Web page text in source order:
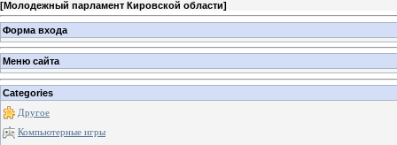
[Молодежный парламент Кировской области]
Форма входа
Меню сайта
Categories
Другое
Компьютерные игры